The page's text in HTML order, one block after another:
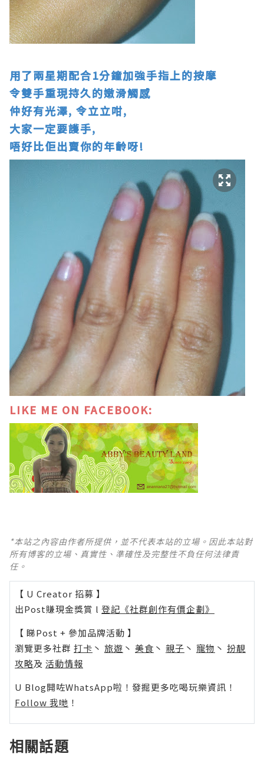
用了兩星期配合1分鐘加強手指上的按摩
令雙手重現持久的嫩滑觸感
仲好有光澤, 令立立咁,
大家一定要護手,
唔好比佢出賣你的年齡呀!
LIKE ME ON FACEBOOK:
*本站之內容由作者所提供，並不代表本站的立場。因此本站對
所有博客的立場、真實性、準確性及完整性不負任何法律責
任。
【 U Creator 招募 】
出Post賺現金獎賞 l 登記《社群創作有價企劃》
【 睇Post + 參加品牌活動 】
瀏覽更多社群 打卡 丶 旅遊 丶 美食 丶 親子 丶 寵物 丶 扮靚
攻略及 活動情報
U Blog開咗WhatsApp啦！發掘更多吃喝玩樂資訊！
Follow 我哋 ！
相關話題